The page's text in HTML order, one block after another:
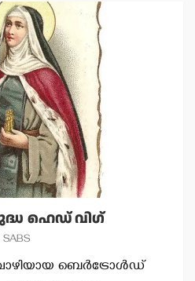
ഹെഡ് വിഗ്
ബെര്‍ട്രോള്‍ഡ്